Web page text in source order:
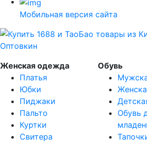
Мобильная версия сайта
Женская одежда
Платья
Юбки
Пиджаки
Пальто
Куртки
Свитера
Обувь
Обувь